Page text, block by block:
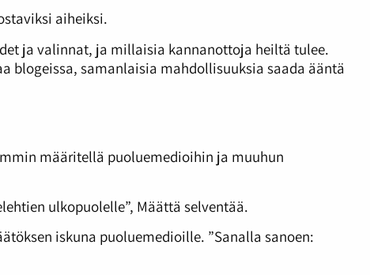
aiheiksi.
ja valinnat, ja millaisia kannanottoja heiltä tulee.
blogeissa, samanlaisia mahdollisuuksia saada ääntä
määritellä puoluemedioihin ja muuhun
ulkopuolelle”, Määttä selventää.
iskuna puoluemedioille. ”Sanalla sanoen: